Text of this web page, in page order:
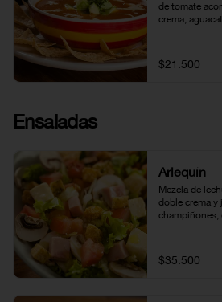
de tomate
crema,
$21.500
Ensaladas
Arlequín
Mezcla de
doble crema y
champiñones,
$35.500